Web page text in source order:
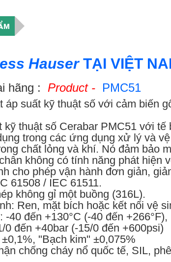
Hauser TẠI VIỆT
hãng : Product - PMC51
áp suất kỹ thuật số với cảm biến
kỹ thuật số Cerabar PMC51 với
trong các ứng dụng xử lý và
chất lỏng và khí. Nó đảm bảo
không có tính năng phát hiện
cho phép vận hành đơn giản,
61508 / IEC 61511.
không gỉ một buồng (316L).
Ren, mặt bích hoặc kết nối vệ
40 đến +130°C (-40 đến
0 đến +40bar (-15/0 đến +600psi)
"Bạch kim" ±0,075%
chống cháy nổ quốc tế, SIL,